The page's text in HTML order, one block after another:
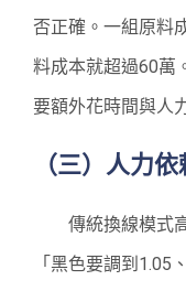
否正確。一組原料
料成本就超過60萬
要額外花時間與人
（三）人力
傳統換線模式高
「黑色要調到1.05